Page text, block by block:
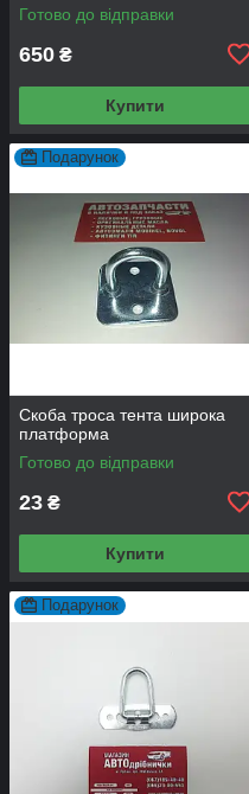
Готово до відправки
650 ₴
Купити
Подарунок
Скоба троса тента широка
платформа
Готово до відправки
23 ₴
Купити
Подарунок